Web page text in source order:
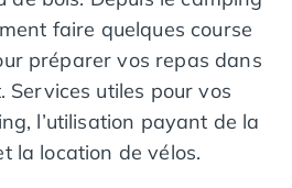
/promotions/
faire quelques course
préparer vos repas dans
utiles pour vos
l’utilisation payant de la
la location de vélos.